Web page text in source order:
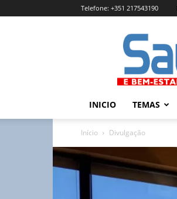
Telefone: +351 217543190
INICIO TEMAS
Início Divulgação